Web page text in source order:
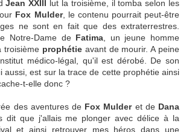
Jean XXIII lut la troisième, il tomba selon les
Fox Mulder, le contenu pourrait peut-être
ne sont en fait que des extraterrestres.
Notre-Dame de Fatima , un jeune homme
troisième prophétie avant de mourir. A peine
médico-légal, qu'il est dérobé. De son
aussi, est sur la trace de cette prophétie ainsi
t-elle donc ?
des aventures de Fox Mulderet de Dana
dit que j'allais me plonger avec délice à la
et ainsi retrouver mes héros dans une